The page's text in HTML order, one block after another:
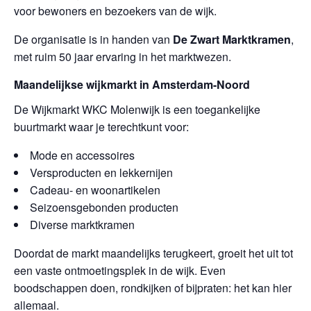
voor bewoners en bezoekers van de wijk.
De organisatie is in handen van De Zwart Marktkramen,
met ruim 50 jaar ervaring in het marktwezen.
Maandelijkse wijkmarkt in Amsterdam-Noord
De Wijkmarkt WKC Molenwijk is een toegankelijke
buurtmarkt waar je terechtkunt voor:
Mode en accessoires
Versproducten en lekkernijen
Cadeau- en woonartikelen
Seizoensgebonden producten
Diverse marktkramen
Doordat de markt maandelijks terugkeert, groeit het uit tot
een vaste ontmoetingsplek in de wijk. Even
boodschappen doen, rondkijken of bijpraten: het kan hier
allemaal.